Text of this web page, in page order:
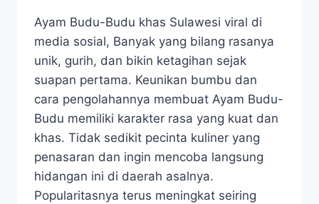
Ayam Budu-Budu khas Sulawesi viral di
media sosial, Banyak yang bilang rasanya
unik, gurih, dan bikin ketagihan sejak
suapan pertama. Keunikan bumbu dan
cara pengolahannya membuat Ayam Budu-
Budu memiliki karakter rasa yang kuat dan
khas. Tidak sedikit pecinta kuliner yang
penasaran dan ingin mencoba langsung
hidangan ini di daerah asalnya.
Popularitasnya terus meningkat seiring